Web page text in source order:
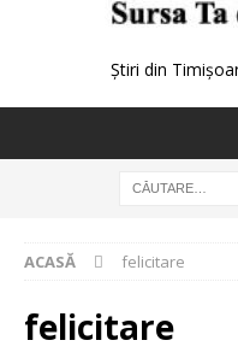
Știri din
ACASĂ felicitare
felicitare